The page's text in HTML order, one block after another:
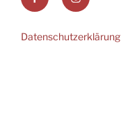
Datenschutzerklärung